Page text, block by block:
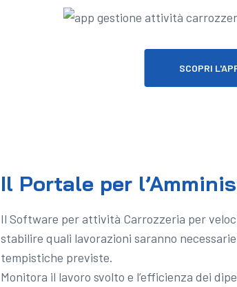
SCOPRI
Il Portale per
Il Software per attività Carrozzeria per
stabilire quali lavorazioni saranno
tempistiche previste.
Monitora il lavoro svolto e l’efficienza dei